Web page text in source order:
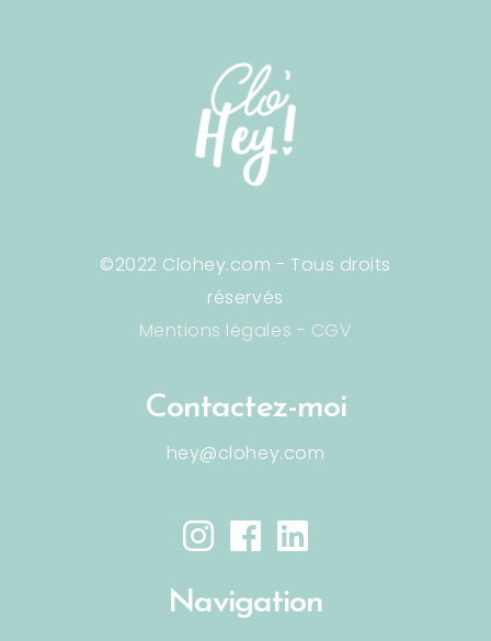
©2022 Clohey.com - Tous droits
réservés
Mentions légales - CGV
Contactez-moi
hey@clohey.com
Navigation